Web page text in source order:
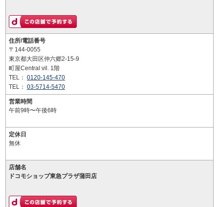
住所/電話番号
〒144-0055
東京都大田区仲六郷2-15-9
町屋Central vil. 1階
TEL： 0120-145-470
TEL： 03-5714-5470
営業時間
午前9時〜午後6時
定休日
無休
店舗名
ドコモショップ東急プラザ蒲田店